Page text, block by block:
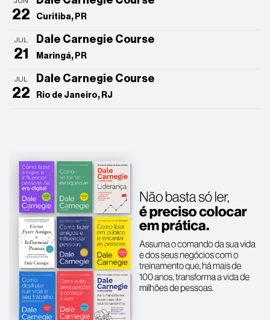
22 Curitiba, PR
JUL
21
Dale Carnegie Course
Maringá, PR
JUL
22
Dale Carnegie Course
Rio de Janeiro, RJ